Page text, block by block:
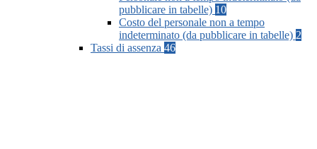
pubblicare in tabelle) 10
Costo del personale non a tempo
indeterminato (da pubblicare in tabelle) 2
Tassi di assenza 46